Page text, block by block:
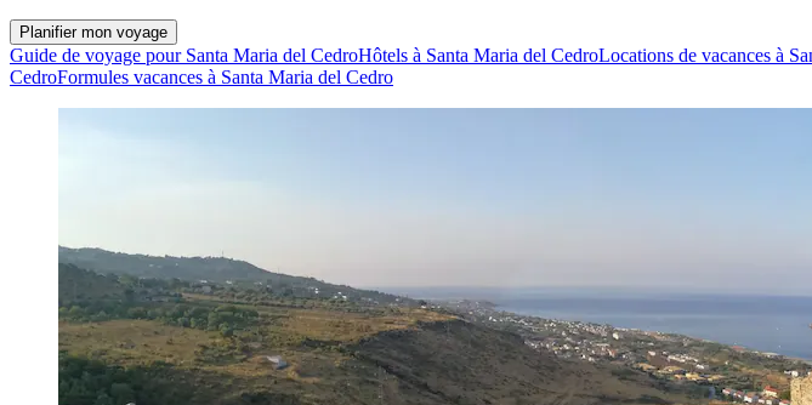
Planifier mon voyage
Guide de voyage pour Santa Maria del CedroHôtels à Santa Maria del CedroLocations de vacances à
CedroFormules vacances à Santa Maria del Cedro